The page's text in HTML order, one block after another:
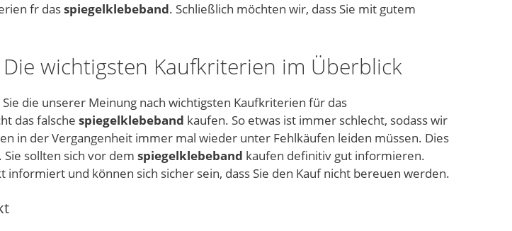
fr dasspiegelklebeband. Schließlich möchten wir, dass Sie mit gutem
wichtigsten Kaufkriterien im Überblick
die unserer Meinung nach wichtigsten Kaufkriterien für das
das falsche spiegelklebeband kaufen. So etwas ist immer schlecht, sodass wir
in der Vergangenheit immer mal wieder unter Fehlkäufen leiden müssen. Dies
sollten sich vor dem spiegelklebeband kaufen definitiv gut informieren.
und können sich sicher sein, dass Sie den Kauf nicht bereuen werden.